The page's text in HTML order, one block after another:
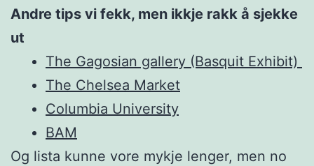
Andre tips vi fekk, men ikkje rakk å sjekke
ut
The Gagosian gallery (Basquit Exhibit)
The Chelsea Market
Columbia University
BAM
Og lista kunne vore mykje lenger, men no